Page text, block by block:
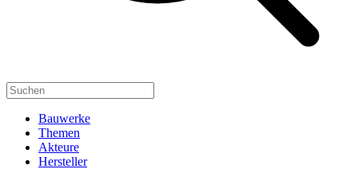
Bauwerke
Themen
Akteure
Hersteller